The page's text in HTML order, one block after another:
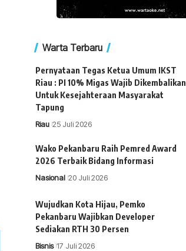
Warta Terbaru
Pernyataan Tegas Ketua Umum IKST
Riau : PI 10% Migas Wajib Dikembalikan
Untuk Kesejahteraan Masyarakat
Tapung
Riau 25 Juli 2026
Wako Pekanbaru Raih Pemred Award
2026 Terbaik Bidang Informasi
Nasional 20 Juli 2026
Wujudkan Kota Hijau, Pemko
Pekanbaru Wajibkan Developer
Sediakan RTH 30 Persen
Bisnis 17 Juli 2026